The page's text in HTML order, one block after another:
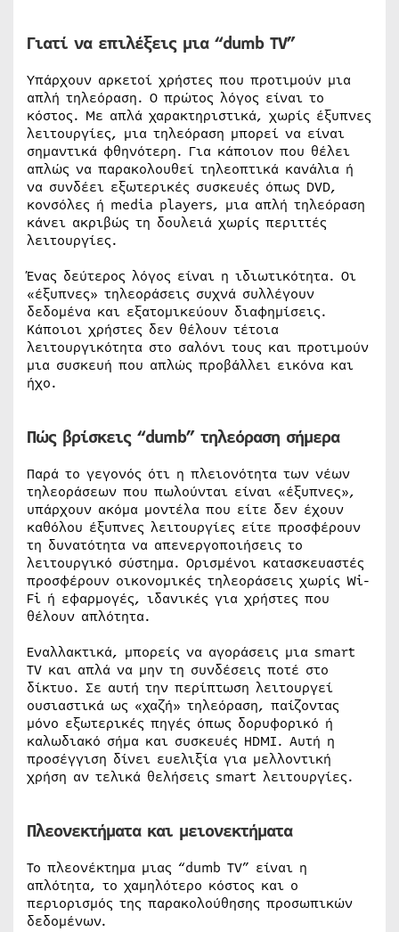
Γιατί να επιλέξεις μια “dumb TV”
Υπάρχουν αρκετοί χρήστες που προτιμούν μια
απλή τηλεόραση. Ο πρώτος λόγος είναι το
κόστος. Με απλά χαρακτηριστικά, χωρίς έξυπνες
λειτουργίες, μια τηλεόραση μπορεί να είναι
σημαντικά φθηνότερη. Για κάποιον που θέλει
απλώς να παρακολουθεί τηλεοπτικά κανάλια ή
να συνδέει εξωτερικές συσκευές όπως DVD,
κονσόλες ή media players, μια απλή τηλεόραση
κάνει ακριβώς τη δουλειά χωρίς περιττές
λειτουργίες.
Ένας δεύτερος λόγος είναι η ιδιωτικότητα. Οι
«έξυπνες» τηλεοράσεις συχνά συλλέγουν
δεδομένα και εξατομικεύουν διαφημίσεις.
Κάποιοι χρήστες δεν θέλουν τέτοια
λειτουργικότητα στο σαλόνι τους και προτιμούν
μια συσκευή που απλώς προβάλλει εικόνα και
ήχο.
Πώς βρίσκεις “dumb” τηλεόραση σήμερα
Παρά το γεγονός ότι η πλειονότητα των νέων
τηλεοράσεων που πωλούνται είναι «έξυπνες»,
υπάρχουν ακόμα μοντέλα που είτε δεν έχουν
καθόλου έξυπνες λειτουργίες είτε προσφέρουν
τη δυνατότητα να απενεργοποιήσεις το
λειτουργικό σύστημα. Ορισμένοι κατασκευαστές
προσφέρουν οικονομικές τηλεοράσεις χωρίς Wi-
Fi ή εφαρμογές, ιδανικές για χρήστες που
θέλουν απλότητα.
Εναλλακτικά, μπορείς να αγοράσεις μια smart
TV και απλά να μην τη συνδέσεις ποτέ στο
δίκτυο. Σε αυτή την περίπτωση λειτουργεί
ουσιαστικά ως «χαζή» τηλεόραση, παίζοντας
μόνο εξωτερικές πηγές όπως δορυφορικό ή
καλωδιακό σήμα και συσκευές HDMI. Αυτή η
προσέγγιση δίνει ευελιξία για μελλοντική
χρήση αν τελικά θελήσεις smart λειτουργίες.
Πλεονεκτήματα και μειονεκτήματα
Το πλεονέκτημα μιας “dumb TV” είναι η
απλότητα, το χαμηλότερο κόστος και ο
περιορισμός της παρακολούθησης προσωπικών
δεδομένων.